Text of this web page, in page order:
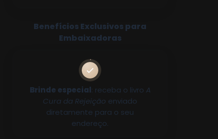
Benefícios Exclusivos para
Embaixadoras
Brinde especial: receba o livro A
Cura da Rejeição enviado
diretamente para o seu
endereço.